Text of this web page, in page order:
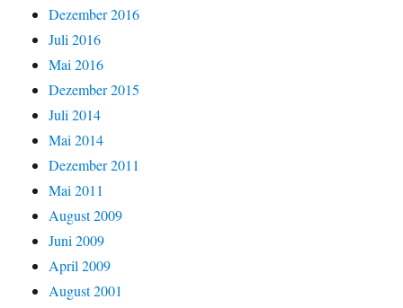
Dezember 2016
Juli 2016
Mai 2016
Dezember 2015
Juli 2014
Mai 2014
Dezember 2011
Mai 2011
August 2009
Juni 2009
April 2009
August 2001